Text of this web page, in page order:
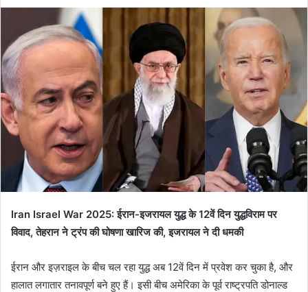
Iran Israel War 2025: ईरान-इजरायल युद्ध के 12वें दिन युद्धविराम पर
विवाद, तेहरान ने ट्रंप की घोषणा खारिज की, इजरायल ने दी धमकी
ईरान और इज़राइल के बीच चल रहा युद्ध अब 12वें दिन में प्रवेश कर चुका है, और
हालात लगातार तनावपूर्ण बने हुए हैं। इसी बीच अमेरिका के पूर्व राष्ट्रपति डोनाल्ड